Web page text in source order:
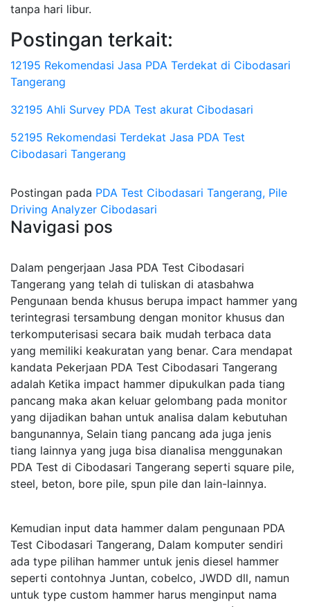
tanpa hari libur.
Postingan terkait:
12195 Rekomendasi Jasa PDA Terdekat di Cibodasari
Tangerang
32195 Ahli Survey PDA Test akurat Cibodasari
52195 Rekomendasi Terdekat Jasa PDA Test
Cibodasari Tangerang
Postingan pada PDA Test Cibodasari Tangerang, Pile
Driving Analyzer Cibodasari
Navigasi pos
Dalam pengerjaan Jasa PDA Test Cibodasari
Tangerang yang telah di tuliskan di atasbahwa
Pengunaan benda khusus berupa impact hammer yang
terintegrasi tersambung dengan monitor khusus dan
terkomputerisasi secara baik mudah terbaca data
yang memiliki keakuratan yang benar. Cara mendapat
kandata Pekerjaan PDA Test Cibodasari Tangerang
adalah Ketika impact hammer dipukulkan pada tiang
pancang maka akan keluar gelombang pada monitor
yang dijadikan bahan untuk analisa dalam kebutuhan
bangunannya, Selain tiang pancang ada juga jenis
tiang lainnya yang juga bisa dianalisa menggunakan
PDA Test di Cibodasari Tangerang seperti square pile,
steel, beton, bore pile, spun pile dan lain-lainnya.
Kemudian input data hammer dalam pengunaan PDA
Test Cibodasari Tangerang, Dalam komputer sendiri
ada type pilihan hammer untuk jenis diesel hammer
seperti contohnya Juntan, cobelco, JWDD dll, namun
untuk type custom hammer harus menginput nama